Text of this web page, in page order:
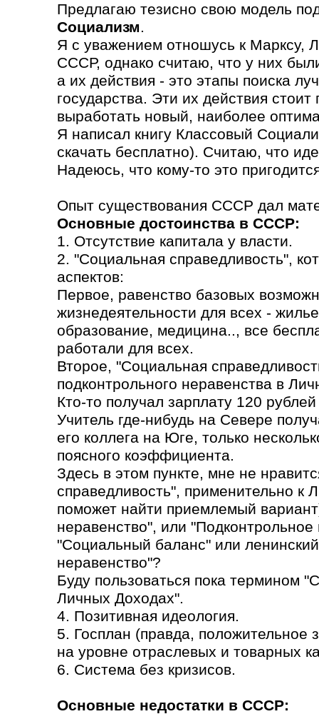
Предлагаю тезисно свою модель
Социализм.
Я с уважением отношусь к Марксу,
СССР, однако считаю, что у них
а их действия - это этапы поиска
государства. Эти их действия
выработать новый, наиболее
Я написал книгу Классовый
скачать бесплатно). Считаю, что
Надеюсь, что кому-то это
Опыт существования СССР дал
Основные достоинства в СССР:
1. Отсутствие капитала у власти.
2. "Социальная справедливость",
аспектов:
Первое, равенство базовых
жизнедеятельности для всех -
образование, медицина.., все
работали для всех.
Второе, "Социальная
подконтрольного неравенства в
Кто-то получал зарплату 120
Учитель где-нибудь на Севере
его коллега на Юге, только
поясного коэффициента.
Здесь в этом пункте, мне не
справедливость", применительно к
поможет найти приемлемый
неравенство", или
"Социальный баланс" или
неравенство"?
Буду пользоваться пока термином
Личных Доходах".
4. Позитивная идеология.
5. Госплан (правда, положительное
на уровне отраслевых и товарных
6. Система без кризисов.
Основные недостатки в СССР: